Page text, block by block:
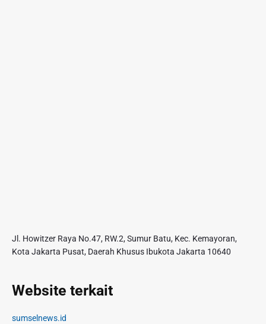
Jl. Howitzer Raya No.47, RW.2, Sumur Batu, Kec. Kemayoran,
Kota Jakarta Pusat, Daerah Khusus Ibukota Jakarta 10640
Website terkait
sumselnews.id